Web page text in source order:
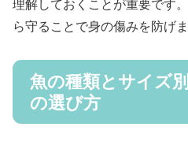
理解しておくことが重要です
ら守ることで身の傷みを防げま
魚の種類とサイズ
の選び方